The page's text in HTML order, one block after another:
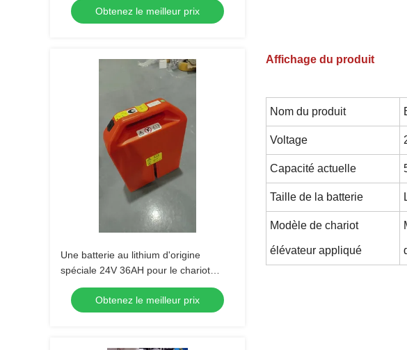
Obtenez le meilleur prix
Une batterie au lithium d'origine
spéciale 24V 36AH pour le chariot
élévateur à palettes PET15N
Obtenez le meilleur prix
Affichage du produit
Nom du produit
Voltage
Capacité actuelle
Taille de la batterie
Modèle de chariot
élévateur appliqué